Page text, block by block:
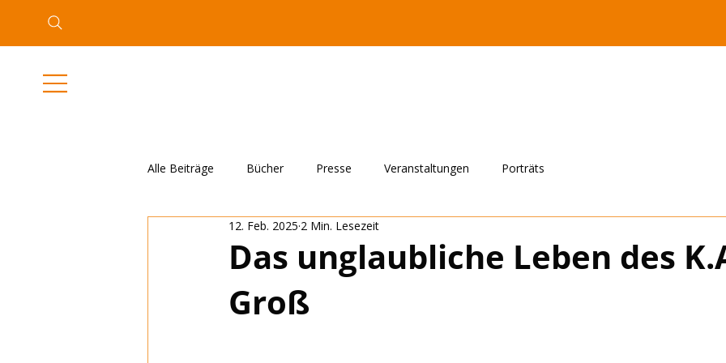
Alle Beiträge Bücher Presse Veranstaltungen Porträts
Das unglaubliche Leben des
Groß
12. Feb. 2025 2 Min. Lesezeit